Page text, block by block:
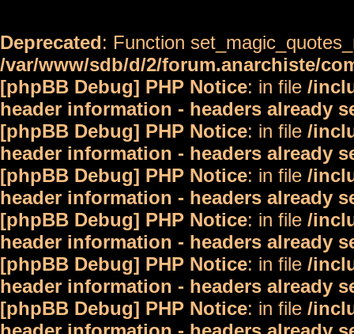
Deprecated: Function
/var/www/sdb/d/2/forum.anarchiste/
[phpBB Debug] PHP Notice: in file /
header information - headers already
[phpBB Debug] PHP Notice: in file /
header information - headers already
[phpBB Debug] PHP Notice: in file /
header information - headers already
[phpBB Debug] PHP Notice: in file /
header information - headers already
[phpBB Debug] PHP Notice: in file /
header information - headers already
[phpBB Debug] PHP Notice: in file /